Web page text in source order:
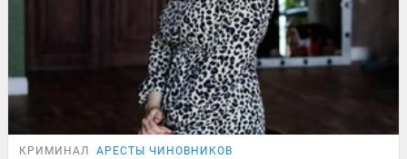
КРИМИНАЛ АРЕСТЫ ЧИНОВНИКОВ